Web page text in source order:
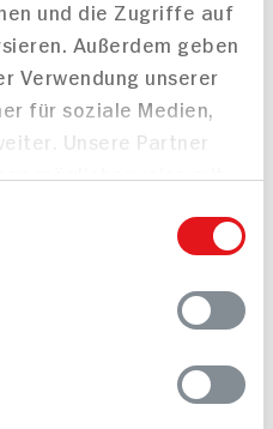
und die Zugriffe auf
Außerdem geben
Verwendung unserer
für soziale Medien,
Unsere Partner
sie im Rahmen
Mehr
Kasseler in Dunkelbier-